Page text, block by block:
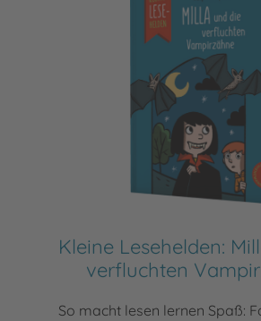
Kleine Lesehelden:
verfluchten
So macht lesen lernen Spaß: